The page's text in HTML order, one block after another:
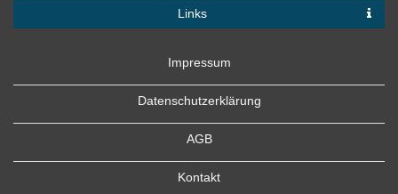
Links
Impressum
Datenschutzerklärung
AGB
Kontakt